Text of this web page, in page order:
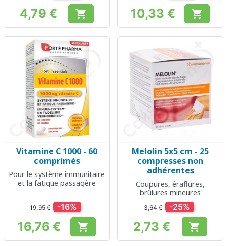
Prix
4,79 €  Prix
10,33 € 
Vitamine C 1000 - 60
comprimés
Pour le système immunitaire
et la fatigue passagère
19,95 € -16%
Prix
16,76 € 
Melolin 5x5 cm - 25
compresses non
adhérentes
Coupures, éraflures,
brûlures mineures
3,64 € -25%
Prix
2,73 € 